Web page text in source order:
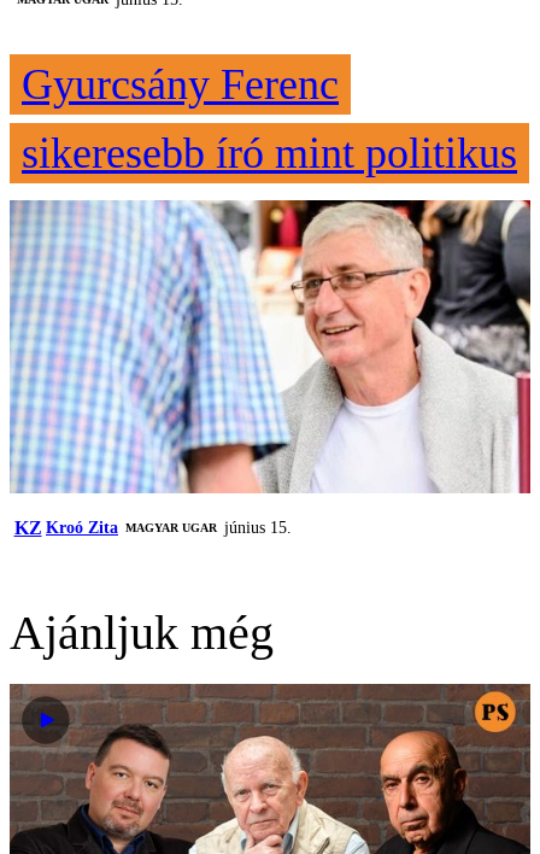
Gyurcsány Ferenc
sikeresebb író mint politikus
KZ Kroó Zita MAGYAR UGAR június 15.
Ajánljuk még